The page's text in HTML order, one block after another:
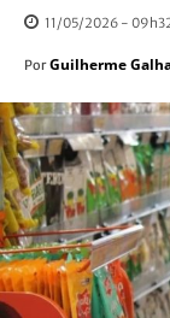
11/05/2026 -
Por Guilherme